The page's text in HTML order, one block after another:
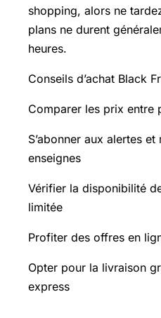
shopping, alors ne
plans ne durent
heures.
Conseils d’achat Black
Comparer les prix entre
S’abonner aux alertes
enseignes
Vérifier la disponibilité
limitée
Profiter des offres en
Opter pour la livraison
express